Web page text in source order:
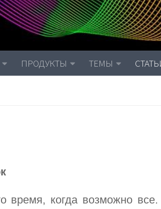
ПРОДУКТЫ ТЕМЫ
время, когда возможно